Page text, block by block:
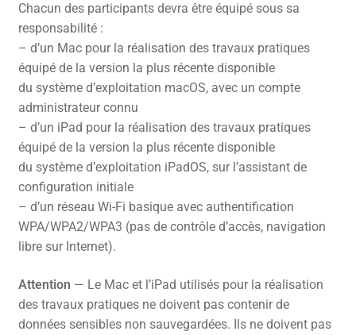
Chacun des participants devra être équipé sous sa
responsabilité :
– d’un Mac pour la réalisation des travaux pratiques
équipé de la version la plus récente disponible
du système d’exploitation macOS, avec un compte
administrateur connu
– d’un iPad pour la réalisation des travaux pratiques
équipé de la version la plus récente disponible
du système d’exploitation iPadOS, sur l’assistant de
configuration initiale
– d’un réseau Wi-Fi basique avec authentification
WPA/WPA2/WPA3 (pas de contrôle d’accès, navigation
libre sur Internet).
Attention — Le Mac et l’iPad utilisés pour la réalisation
des travaux pratiques ne doivent pas contenir de
données sensibles non sauvegardées. Ils ne doivent pas